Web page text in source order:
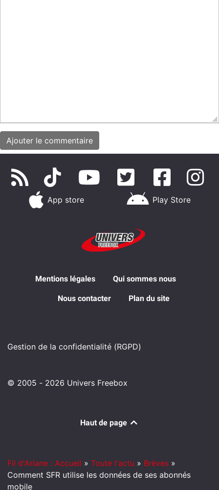
App store Play Store
Mentions légales Qui sommes nous
Nous contacter Plan du site
Gestion de la confidentialité (RGPD)
© 2005 - 2026 Univers Freebox
Haut de page
Fil d'Ariane : Accueil » Toute l'actu » Brèves »
Comment SFR utilise les données de ses abonnés
mobile